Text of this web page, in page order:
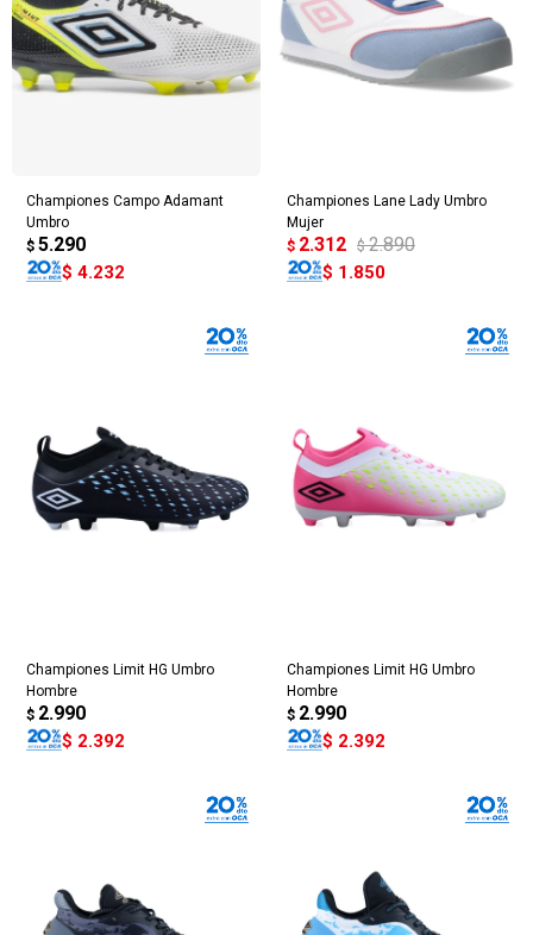
Championes Campo Adamant
Umbro
$ 5.290
$ 4.232
Championes Lane Lady Umbro
Mujer
$ 2.312 $ 2.890
$ 1.850
Championes Limit HG Umbro
Hombre
$ 2.990
$ 2.392
Championes Limit HG Umbro
Hombre
$ 2.990
$ 2.392